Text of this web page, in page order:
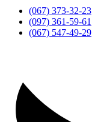
(067) 373-32-23
(097) 361-59-61
(067) 547-49-29